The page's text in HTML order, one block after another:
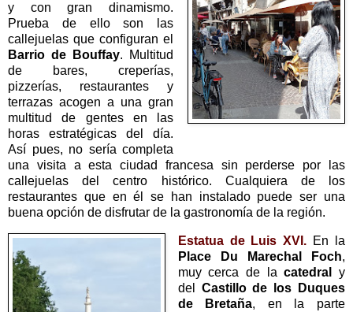
y con gran dinamismo.
Prueba de ello son las
callejuelas que configuran el
Barrio de Bouffay. Multitud
de bares, creperías,
pizzerías, restaurantes y
terrazas acogen a una gran
multitud de gentes en las
horas estratégicas del día.
Así pues, no sería completa
una visita a esta ciudad francesa sin perderse por las
callejuelas del centro histórico. Cualquiera de los
restaurantes que en él se han instalado puede ser una
buena opción de disfrutar de la gastronomía de la región.
Estatua de Luis XVI. En la
Place Du Marechal Foch,
muy cerca de lacatedraly
del Castillo de los Duques
de Bretaña, en la parte